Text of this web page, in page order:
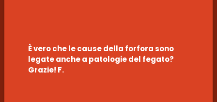
È vero che le cause della forfora sono
legate anche a patologie del fegato?
Grazie! F.